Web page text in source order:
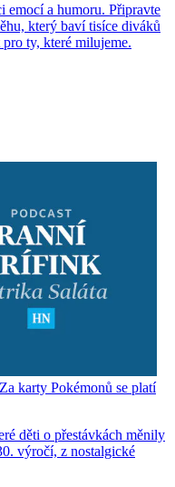
emocí a humoru. Připravte
který baví tisíce diváků
ty, které milujeme.
karty Pokémonů se platí
děti o přestávkách měnily
výročí, z nostalgické